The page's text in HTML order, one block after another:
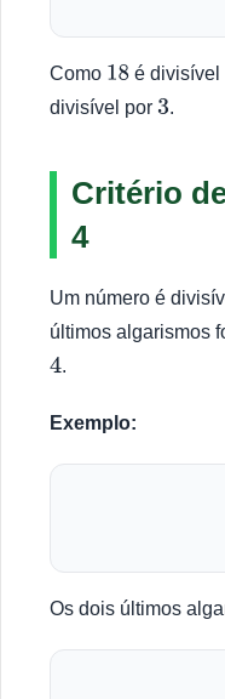
Como 18 é divisível
divisível por 3.
Critério
4
Um número é
últimos algarismos
4.
Exemplo:
Os dois últimos